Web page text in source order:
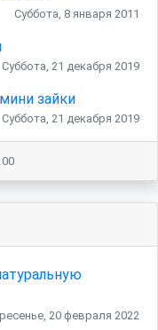
Суббота, 8 января 2011
Суббота, 21 декабря 2019
зайки
Суббота, 21 декабря 2019
20 февраля 2022